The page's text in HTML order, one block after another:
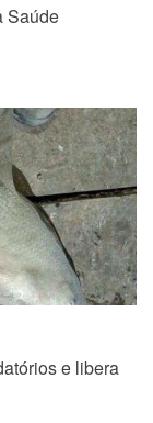
Saúde
e libera